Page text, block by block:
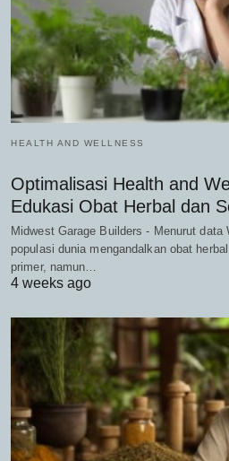
HEALTH AND WELLNESS
Optimalisasi Health and
Edukasi Obat Herbal dan
Midwest Garage Builders - Menurut data
populasi dunia mengandalkan obat
primer, namun…
4 weeks ago